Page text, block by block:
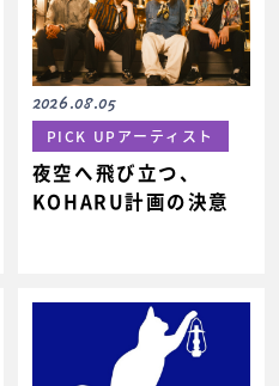
2026.08.05
PICK UPアーティスト
夜空へ飛び立つ、
KOHARU計画の決意